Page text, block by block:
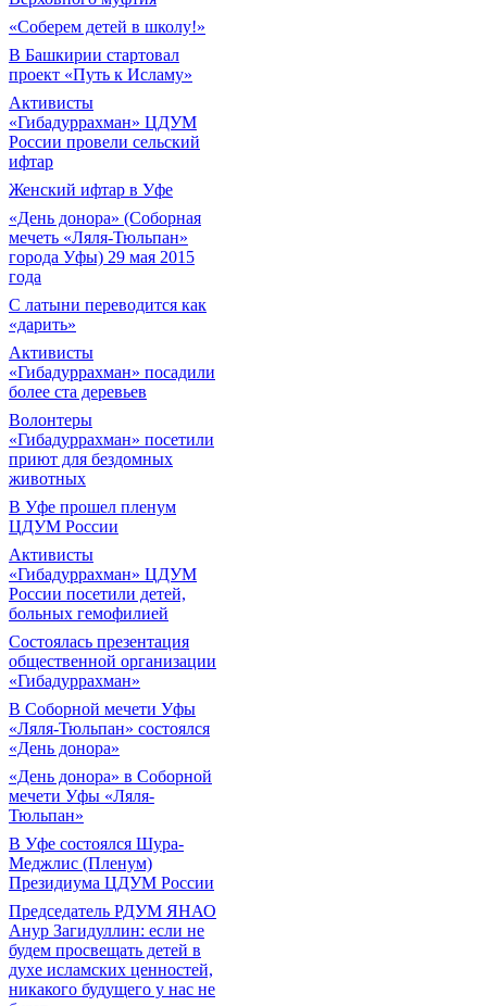
«Соберем детей в школу!»
В Башкирии стартовал
проект «Путь к Исламу»
Активисты
«Гибадуррахман» ЦДУМ
России провели сельский
ифтар
Женский ифтар в Уфе
«День донора» (Соборная
мечеть «Ляля-Тюльпан»
города Уфы) 29 мая 2015
года
С латыни переводится как
«дарить»
Активисты
«Гибадуррахман» посадили
более ста деревьев
Волонтеры
«Гибадуррахман» посетили
приют для бездомных
животных
В Уфе прошел пленум
ЦДУМ России
Активисты
«Гибадуррахман» ЦДУМ
России посетили детей,
больных гемофилией
Состоялась презентация
общественной организации
«Гибадуррахман»
В Соборной мечети Уфы
«Ляля-Тюльпан» состоялся
«День донора»
«День донора» в Соборной
мечети Уфы «Ляля-
Тюльпан»
В Уфе состоялся Шура-
Меджлис (Пленум)
Президиума ЦДУМ России
Председатель РДУМ ЯНАО
Анур Загидуллин: если не
будем просвещать детей в
духе исламских ценностей,
никакого будущего у нас не